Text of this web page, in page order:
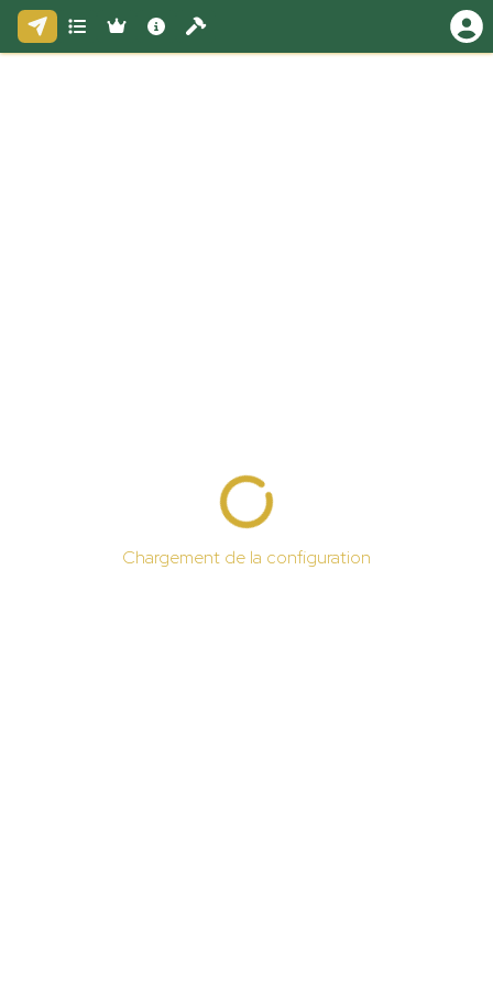
Chargement de la configuration